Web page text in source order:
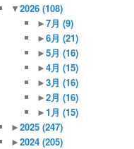
▼2026 (108)
►7月(9)
►6月(21)
►5月(16)
►4月(15)
►3月(16)
►2月(16)
►1月(15)
►2025 (247)
►2024 (205)